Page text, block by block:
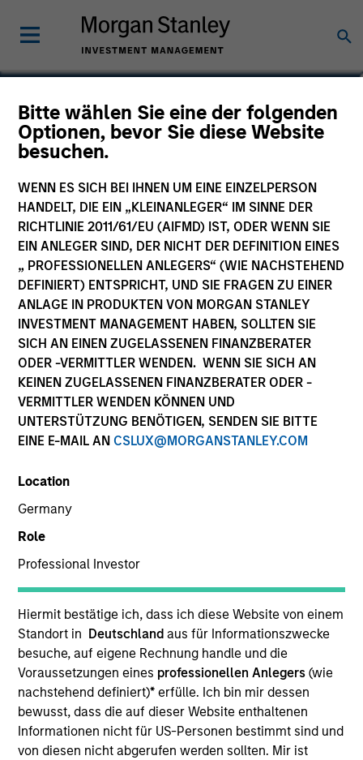
Bitte wählen Sie eine der folgenden
Optionen, bevor Sie diese Website
besuchen.
WENN ES SICH BEI IHNEN UM EINE EINZELPERSON
HANDELT, DIE EIN „KLEINANLEGER“ IM SINNE DER
RICHTLINIE 2011/61/EU (AIFMD) IST, ODER WENN SIE
EIN ANLEGER SIND, DER NICHT DER DEFINITION EINES
„ PROFESSIONELLEN ANLEGERS“ (WIE NACHSTEHEND
DEFINIERT) ENTSPRICHT, UND SIE FRAGEN ZU EINER
ANLAGE IN PRODUKTEN VON MORGAN STANLEY
INVESTMENT MANAGEMENT HABEN, SOLLTEN SIE
SICH AN EINEN ZUGELASSENEN FINANZBERATER
ODER -VERMITTLER WENDEN. WENN SIE SICH AN
KEINEN ZUGELASSENEN FINANZBERATER ODER -
VERMITTLER WENDEN KÖNNEN UND
UNTERSTÜTZUNG BENÖTIGEN, SENDEN SIE BITTE
EINE E-MAIL AN CSLUX@MORGANSTANLEY.COM
Location
Germany
Role
Professional Investor
Hiermit bestätige ich, dass ich diese Website von einem
Standort in Deutschland aus für Informationszwecke
besuche, auf eigene Rechnung handle und die
Voraussetzungen eines professionellen Anlegers(wie
nachstehend definiert)* erfülle. Ich bin mir dessen
bewusst, dass die auf dieser Website enthaltenen
Informationen nicht für US-Personen bestimmt sind und
von diesen nicht abgerufen werden sollten. Mir ist
Sarah Hudson
Managing Director
YEARS OF INDUSTRY EXPERIENCE
Sarah is a portfolio specialist on the International
Equity team, based in London. She joined Morgan
Stanley in November 2024 and has 15 years of
industry experience. Prior to joining the firm, she
spent 13 years at BlackRock, most recently as Head
of Product Strategy for the Global and UK